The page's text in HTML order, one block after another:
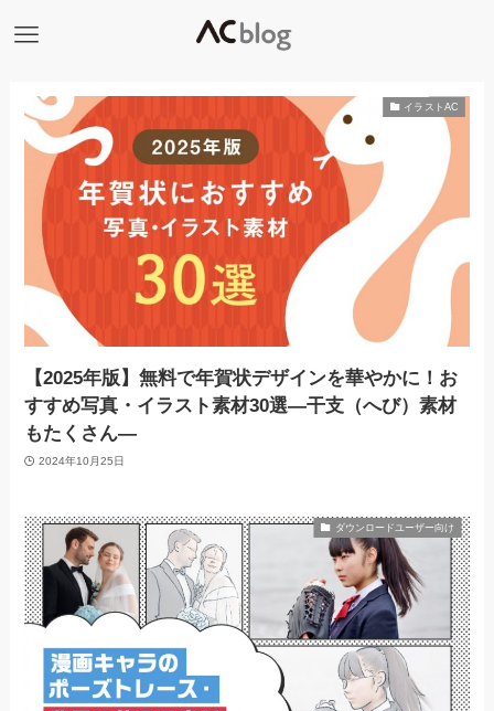
イラストAC
【2025年版】無料で年賀状デザインを華やかに！お
すすめ写真・イラスト素材30選―干支（へび）素材
もたくさん―
2024年10月25日
ダウンロードユーザー向け